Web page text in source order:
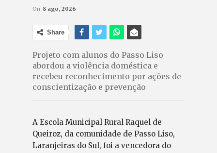
On 8 ago, 2026
Share
Projeto com alunos do Passo Liso
abordou a violência doméstica e
recebeu reconhecimento por ações de
conscientização e prevenção
A Escola Municipal Rural Raquel de
Queiroz, da comunidade de Passo Liso,
Laranjeiras do Sul, foi a vencedora do